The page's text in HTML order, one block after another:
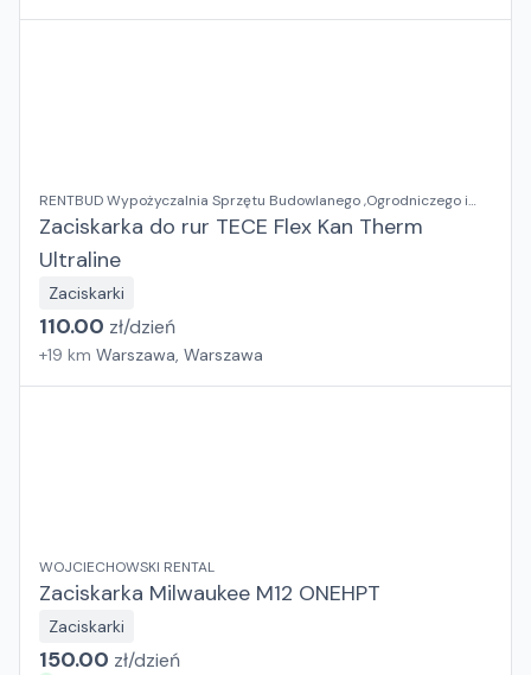
RENTBUD Wypożyczalnia Sprzętu Budowlanego ,Ogrodniczego i
Elektronarzędzi
Zaciskarka do rur TECE Flex Kan Therm
Ultraline
Zaciskarki
110.00 zł/dzień
+19 km Warszawa, Warszawa
WOJCIECHOWSKI RENTAL
Zaciskarka Milwaukee M12 ONEHPT
Zaciskarki
150.00 zł/dzień